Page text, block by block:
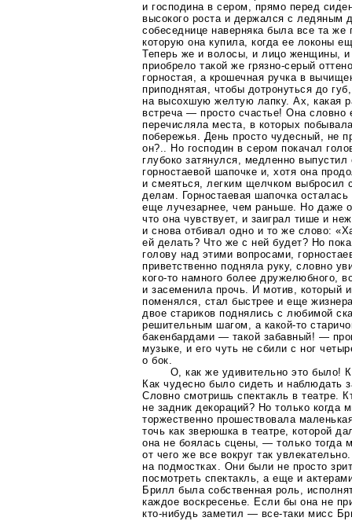
и господина в сером, прямо перед
высокого роста и держался с ледяным
собеседнице наверняка была все та же
которую она купила, когда ее локоны
Теперь же и волосы, и лицо женщины,
приобрело такой же грязно-серый
горностая, а крошечная ручка в
приподнятая, чтобы дотронуться до
на высохшую желтую лапку. Ах, какая
встреча — просто счастье! Она словно
перечисляла места, в которых
побережья. День просто чудесный, не
он?.. Но господин в сером покачал
глубоко затянулся, медленно
горностаевой шапочке и, хотя она
и смеяться, легким щелчком выбросил
делам. Горностаевая шапочка
еще лучезарнее, чем раньше. Но даже
что она чувствует, и заиграл тише и
и снова отбивал одно и то же слово:
ей делать? Что же с ней будет? Но
голову над этими вопросами,
приветственно подняла руку, словно
кого-то намного более дружелюбного,
и засеменила прочь. И мотив, который
поменялся, стал быстрее и еще
двое стариков поднялись с любимой
решительным шагом, а какой-то
бакенбардами — такой забавный! —
музыке, и его чуть не сбили с ног
о бок.
О, как же удивительно это было!
Как чудесно было сидеть и наблюдать
Словно смотришь спектакль в театре.
не задник декораций? Но только когда
торжественно прошествовала
точь как зверюшка в театре, которой
она не боялась сцены, — только тогда
от чего же все вокруг так
на подмостках. Они были не просто
посмотреть спектакль, а еще и
Брилл была собственная роль,
каждое воскресенье. Если бы она не
кто-нибудь заметил — все-таки мисс